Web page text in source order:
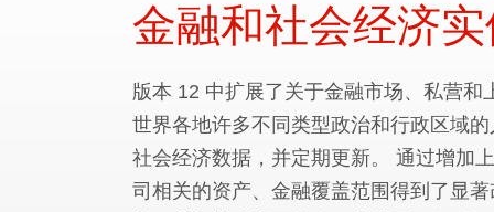
金融和社会经济
版本 12 中扩展了关于金融市场、私营和
世界各地许多不同类型政治和行政区域
社会经济数据，并定期更新。 通过增加
司相关的资产、金融覆盖范围得到了显